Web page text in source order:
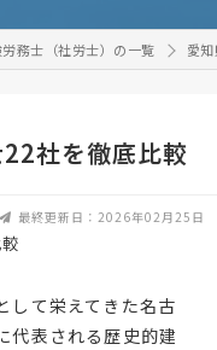
務士（社労士）の一覧 愛
社を徹底比較
最終更新日：2026年02月25日
して栄えてきた名古
代表される歴史的建